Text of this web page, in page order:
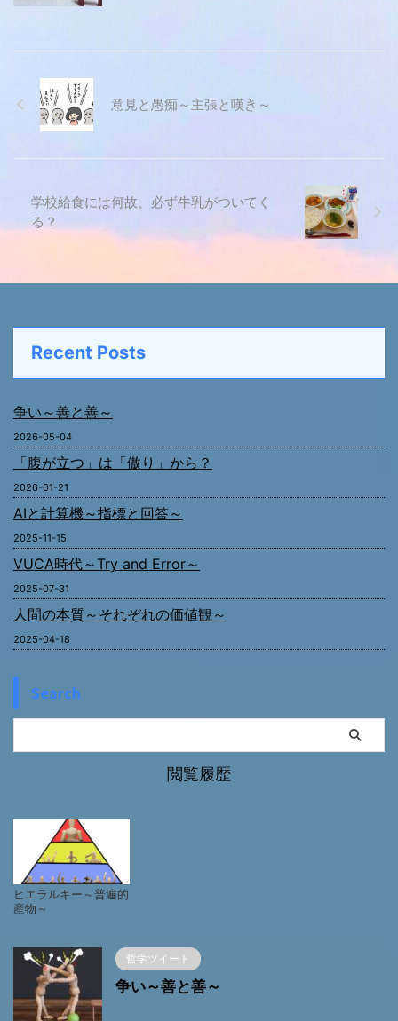
意見と愚痴～主張と嘆き～
学校給食には何故、必ず牛乳がついてく
る？
Recent Posts
争い～善と善～
2026-05-04
「腹が立つ」は「傲り」から？
2026-01-21
AIと計算機～指標と回答～
2025-11-15
VUCA時代～Try and Error～
2025-07-31
人間の本質～それぞれの価値観～
2025-04-18
Search
閲覧履歴
ヒエラルキー～普遍的
産物～
哲学ツイート
争い～善と善～